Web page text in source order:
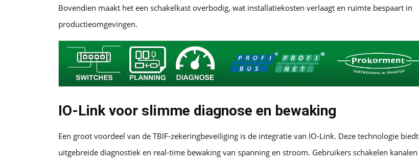
Bovendien maakt het een schakelkast overbodig, wat installatiekosten verlaagt en ruimte bespaart in
productieomgevingen.
IO-Link voor slimme diagnose en bewaking
Een groot voordeel van de TBIF-zekeringbeveiliging is de integratie van IO-Link. Deze technologie biedt
uitgebreide diagnostiek en real-time bewaking van spanning en stroom. Gebruikers schakelen kanalen